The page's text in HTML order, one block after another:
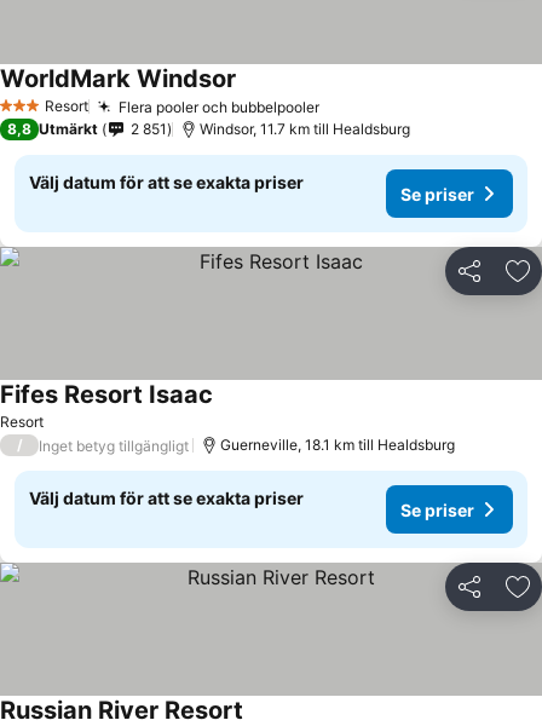
3 StjärnorResort Flera pooler och bubbelpooler
WorldMark Windsor
8,8 Utmärkt 2 851 Windsor, 11.7 km till Healdsburg
Välj datum för att se exakta priser
Se priser
Dela
Resort
Fifes Resort Isaac
/ Inget betyg tillgängligt Guerneville, 18.1 km till Healdsburg
Välj datum för att se exakta priser
Se priser
Dela
Russian River Resort